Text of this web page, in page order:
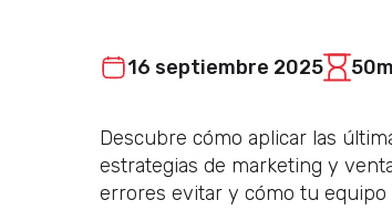
16 septiembre 2025
Descubre cómo aplicar las
estrategias de marketing y
errores evitar y cómo tu equipo